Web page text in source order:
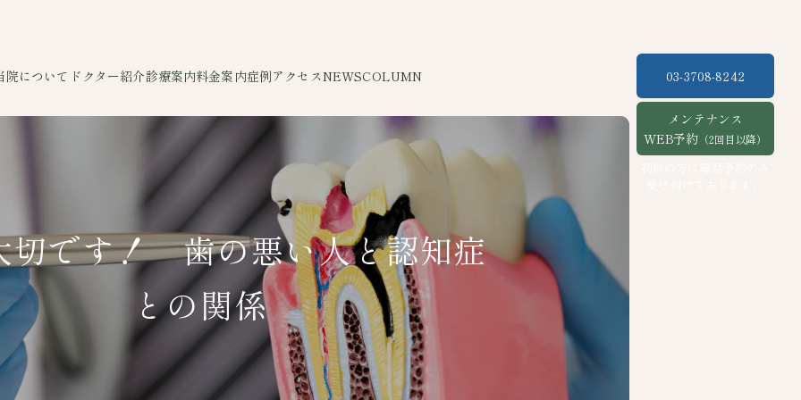
院について ドクター紹介診療案内料金案内症例アクセスNEWSCOLUMN 03-3708-8242
メンテナンス
WEB予約 （2回目以降）
切です！ 歯の悪い人と認知症
との関係